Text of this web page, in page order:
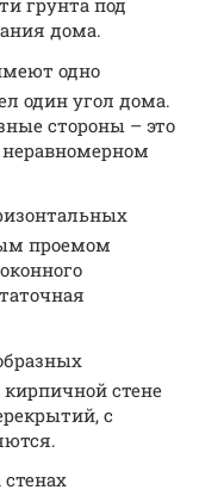
грунта под
дома.
одно
один угол дома.
стороны – это
проемом
стене
с